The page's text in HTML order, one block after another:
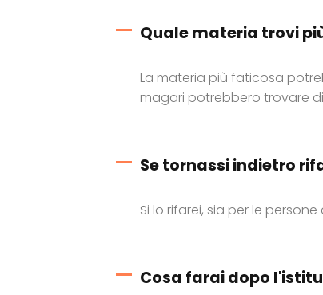
Quale materia trovi
La materia più faticosa
magari potrebbero trovare
Se tornassi indietro
Si lo rifarei, sia per le
Cosa farai dopo